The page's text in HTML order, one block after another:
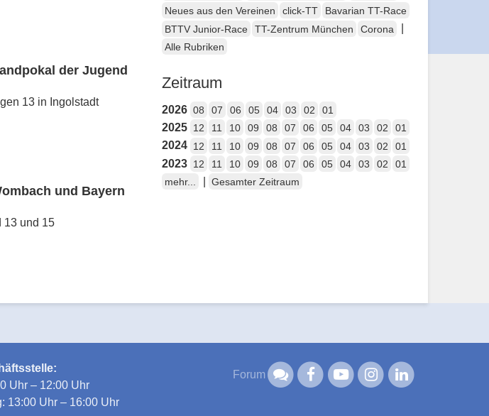
der Jugend
13 in Ingolstadt
und Bayern
13 und 15
Neues aus den Vereinen
click-TT
Bavarian TT-Race
BTTV Junior-Race
TT-Zentrum München Corona
Alle Rubriken
Zeitraum
2026 08 07 06 05 04 03 02 01
2025 12 11 10 09 08 07 06 05 04 03 02 01
2024 12 11 10 09 08 07 06 05 04 03 02 01
2023 12 11 10 09 08 07 06 05 04 03 02
01
mehr...
Gesamter Zeitraum
Uhr – 12:00 Uhr
13:00 Uhr – 16:00 Uhr
Forum